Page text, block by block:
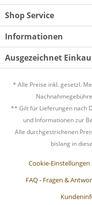
Shop Service
Informationen
Ausgezeichnet
* Alle Preise inkl. gesetzl.
** Gilt für Lieferungen nach
und Informationen zur
Alle durchgestrichenen
bislang in
Cookie-Einstellungen
FAQ - Fragen &